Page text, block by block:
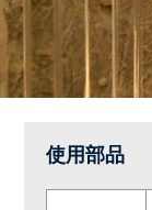
使用部品